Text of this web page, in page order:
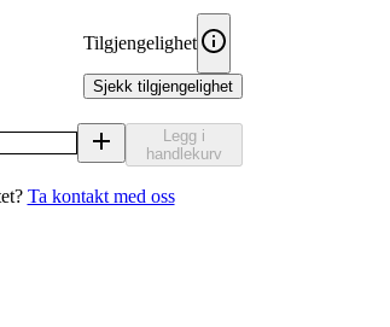
Tilgjengelighet
Sjekk tilgjengelighet
Legg i
handlekurv
Ta kontakt med oss